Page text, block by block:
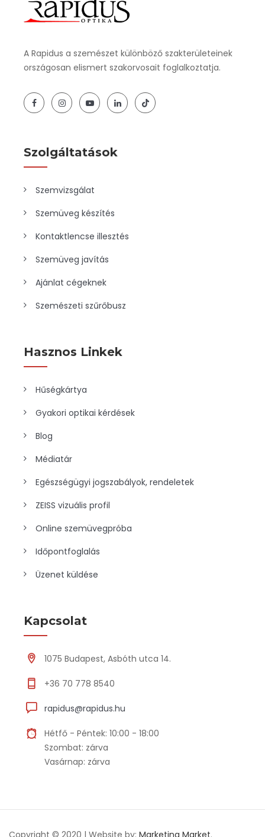
A Rapidus a szemészet különböző szakterületeinek
országosan elismert szakorvosait foglalkoztatja.
Szolgáltatások
Szemvizsgálat
Szemüveg készítés
Kontaktlencse illesztés
Szemüveg javítás
Ajánlat cégeknek
Szemészeti szűrőbusz
Hasznos Linkek
Hűségkártya
Gyakori optikai kérdések
Blog
Médiatár
Egészségügyi jogszabályok, rendeletek
ZEISS vizuális profil
Online szemüvegpróba
Időpontfoglalás
Üzenet küldése
Kapcsolat
1075 Budapest, Asbóth utca 14.
+36 70 778 8540
rapidus@rapidus.hu
Hétfő - Péntek: 10:00 - 18:00
Szombat: zárva
Vasárnap: zárva
Copyright © 2020 | Website by: Marketing Market.